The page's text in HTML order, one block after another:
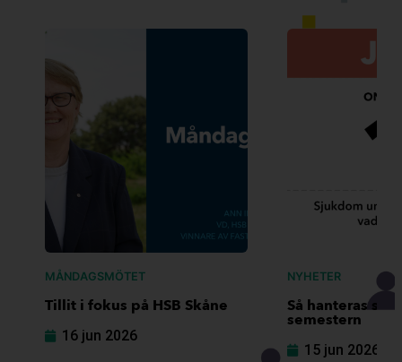
MÅNDAGSMÖTET
Tillit i fokus på HSB Skåne
16 jun 2026
NYHETER
Så hanteras
semestern
15 jun 2026